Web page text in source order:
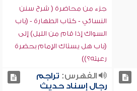
جزء من محاضرة ( شرح سنن
النسائي - كتاب الطهارة - (باب
السواك إذا قام من الليل) إلى
(باب هل يستاك الإمام بحضرة
رعيته؟))
الفهرس: تراجم
رجال إسناد حديث